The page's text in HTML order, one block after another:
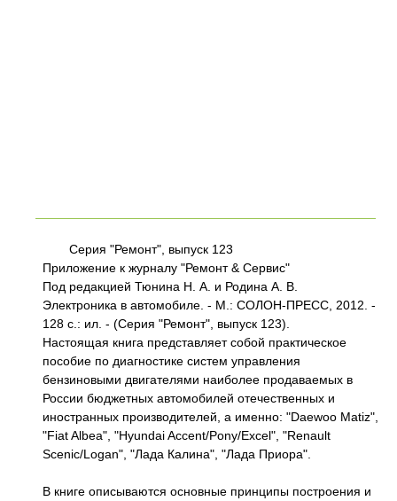
Серия "Ремонт", выпуск 123
Приложение к журналу "Ремонт & Сервис"
Под редакцией Тюнина Н. А. и Родина А. В.
Электроника в автомобиле. - М.: СОЛОН-ПРЕСС, 2012. -
128 с.: ил. - (Серия "Ремонт", выпуск 123).
Настоящая книга представляет собой практическое
пособие по диагностике систем управления
бензиновыми двигателями наиболее продаваемых в
России бюджетных автомобилей отечественных и
иностранных производителей, а именно: "Daewoo Matiz",
"Fiat Albea", "Hyundai Accent/Pony/Excel", "Renault
Scenic/Logan", "Лада Калина", "Лада Приора".
В книге описываются основные принципы построения и